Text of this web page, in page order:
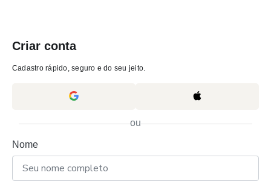
Criar conta
Cadastro rápido, seguro e do seu jeito.
ou
Nome